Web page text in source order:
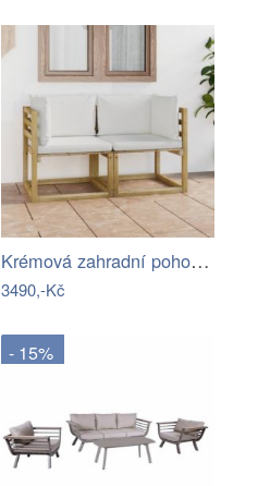
Krémová zahradní pohovka MAJKEN
3490,-Kč
- 15%